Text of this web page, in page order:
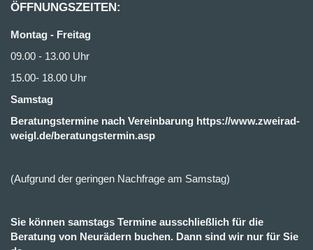
ÖFFNUNGSZEITEN:
Montag - Freitag
09.00 - 13.00 Uhr
15.00- 18.00 Uhr
Samstag
Beratungstermine nach Vereinbarung https://www.zweirad-
weigl.de/beratungstermin.asp
(Aufgrund der geringen Nachfrage am Samstag)
Sie können samstags Termine ausschließlich für die
Beratung von Neurädern buchen. Dann sind wir nur für Sie